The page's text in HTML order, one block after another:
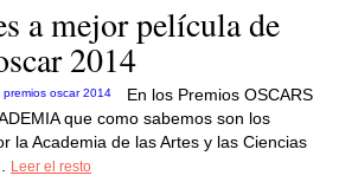
a mejor película de
2014
En los Premios OSCARS
que como sabemos son los
la Academia de las Artes y las Ciencias
Leer el resto